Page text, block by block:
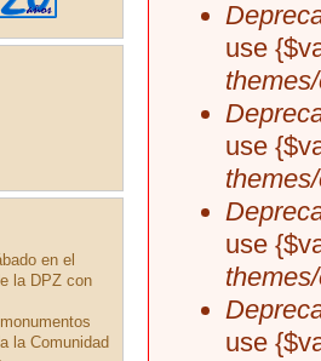
en el
la DPZ con
la Comunidad
use
use
use
use